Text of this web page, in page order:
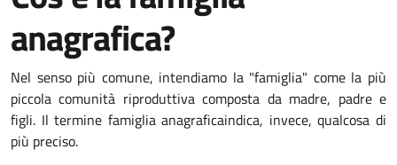
anagrafica?
Nel senso più comune, intendiamo la "famiglia" come la più
piccola comunità riproduttiva composta da madre, padre e
figli. Il termine famiglia anagraficaindica, invece, qualcosa di
più preciso.